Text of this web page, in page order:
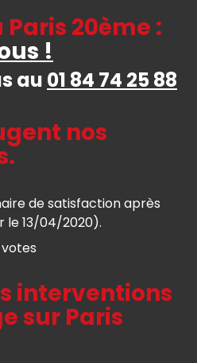
20ème :
!
au 01 84 74 25 88
nos
de satisfaction après
le 13/04/2020).
votes
interventions
sur Paris